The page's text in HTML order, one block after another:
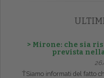
> Mirone: che sia
prevista
ŤSiamo informati del fatto